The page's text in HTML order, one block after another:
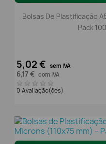
Bolsas De Plastificação
Pack
5,02 € sem IVA
6,17 € com IVA
0 Avaliação(ões)